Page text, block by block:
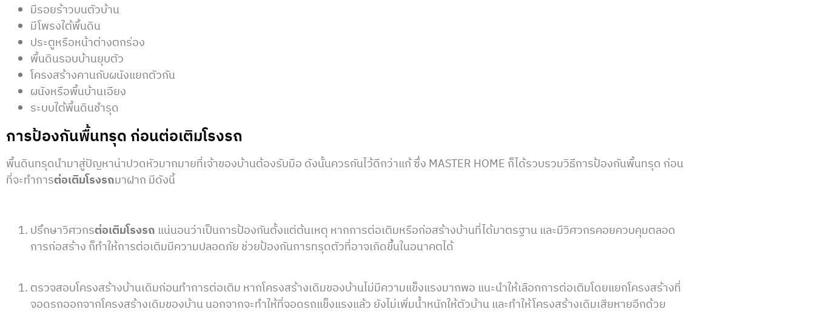
มีรอยร้าวบนตัวบ้าน
มีโพรงใต้พื้นดิน
ประตูหรือหน้าต่างตกร่อง
พื้นดินรอบบ้านยุบตัว
โครงสร้างคานกับผนังแยกตัวกัน
ผนังหรือพื้นบ้านเอียง
ระบบใต้พื้นดินชำรุด
การป้องกันพื้นทรุด ก่อนต่อเติมโรงรถ
พื้นดินทรุดนำมาสู่ปัญหาน่าปวดหัวมากมายที่เจ้าของบ้านต้องรับมือ ดังนั้นควรกันไว้ดีกว่าแก้ ซึ่ง MASTER HOME ก็ได้รวบรวมวิธีการป้องกันพื้นทรุด ก่อน
ที่จะทำการต่อเติมโรงรถมาฝาก มีดังนี้
ปรึกษาวิศวกรต่อเติมโรงรถ แน่นอนว่าเป็นการป้องกันตั้งแต่ต้นเหตุ หากการต่อเติมหรือก่อสร้างบ้านที่ได้มาตรฐาน และมีวิศวกรคอยควบคุมตลอด
การก่อสร้าง ก็ทำให้การต่อเติมมีความปลอดภัย ช่วยป้องกันการทรุดตัวที่อาจเกิดขึ้นในอนาคตได้
ตรวจสอบโครงสร้างบ้านเดิมก่อนทำการต่อเติม หากโครงสร้างเดิมของบ้านไม่มีความแข็งแรงมากพอ แนะนำให้เลือกการต่อเติมโดยแยกโครงสร้างที่
จอดรถออกจากโครงสร้างเดิมของบ้าน นอกจากจะทำให้ที่จอดรถแข็งแรงแล้ว ยังไม่เพิ่มน้ำหนักให้ตัวบ้าน และทำให้โครงสร้างเดิมเสียหายอีกด้วย